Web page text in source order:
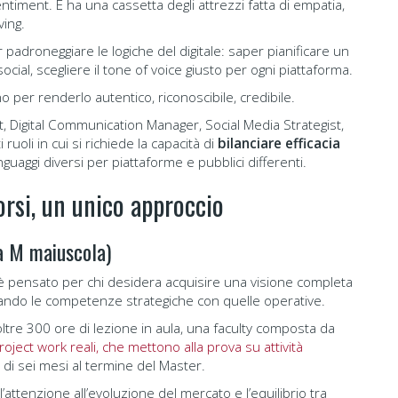
E ha una cassetta degli attrezzi fatta di empatia,
le logiche del digitale: saper pianificare un
scegliere il tone of voice giusto per ogni piattaforma.
per renderlo autentico, riconoscibile, credibile.
Communication Manager, Social Media Strategist,
in cui si richiede la capacità di bilanciare efficacia
diversi per piattaforme e pubblici differenti.
un unico approccio
maiuscola)
pensato per chi desidera acquisire una visione completa
le competenze strategiche con quelle operative.
300 ore di lezione in aula, una faculty composta da
work reali, che mettono alla prova su attività
sei mesi al termine del Master.
all’evoluzione del mercato e l’equilibrio tra